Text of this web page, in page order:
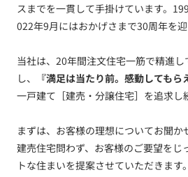
スまでを一貫して手掛けています。
022年9月にはおかげさまで30周年を迎
当社は、20年間注文住宅一筋で精進
し、
『満足は当たり前。感動してもら
一戸建て［建売・分譲住宅］を追求し
まずは、お客様の理想についてお聞か
建売住宅問わず、お客様のご要望をじ
トな住まいを提案させていただきます。